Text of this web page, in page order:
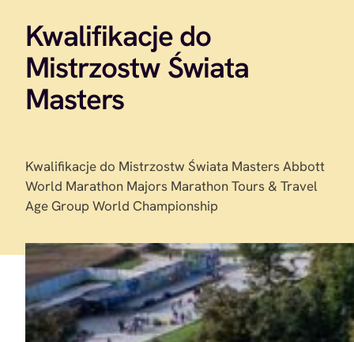
Kwalifikacje do
Mistrzostw Świata
Masters
Kwalifikacje do Mistrzostw Świata Masters Abbott
World Marathon Majors Marathon Tours & Travel
Age Group World Championship
47. Nationale-Nederlanden Maraton
Warszawski po raz kolejny weźmie
udział w Abbott World Marathon